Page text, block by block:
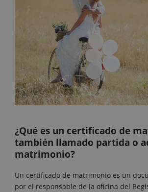
¿Qué es un certificado de
también llamado partida o
matrimonio?
Un certificado de matrimonio es un
por el responsable de la oficina del